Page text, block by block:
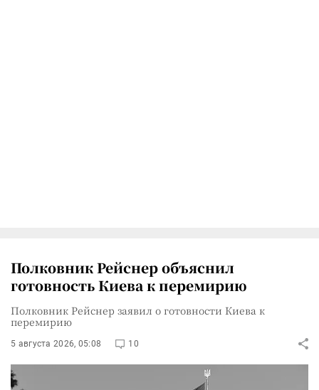
Полковник Рейснер объяснил
готовность Киева к перемирию
Полковник Рейснер заявил о готовности Киева к
перемирию
5 августа 2026, 05:08 10